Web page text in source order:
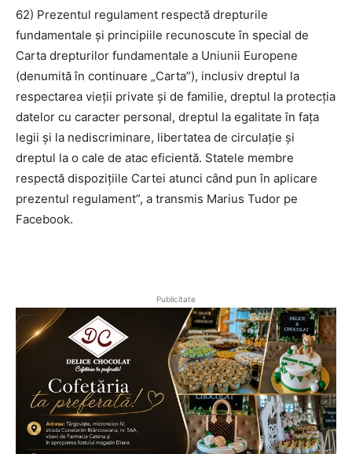
62) Prezentul regulament respectă drepturile
fundamentale și principiile recunoscute în special de
Carta drepturilor fundamentale a Uniunii Europene
(denumită în continuare „Carta”), inclusiv dreptul la
respectarea vieții private și de familie, dreptul la protecția
datelor cu caracter personal, dreptul la egalitate în fața
legii și la nediscriminare, libertatea de circulație și
dreptul la o cale de atac eficientă. Statele membre
respectă dispozițiile Cartei atunci când pun în aplicare
prezentul regulament”, a transmis Marius Tudor pe
Facebook.
Publicitate